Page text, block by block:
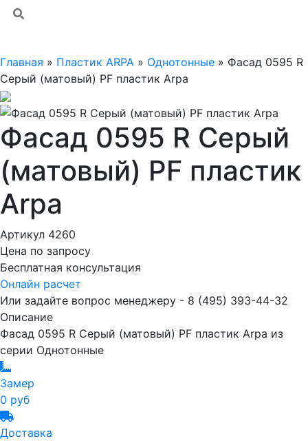
Главная » Пластик ARPA » Однотонные » Фасад 0595 R
Серый (матовый) PF пластик Arpa
Фасад 0595 R Серый
(матовый) PF пластик
Arpa
Артикул 4260
Цена по запросу
Бесплатная консультация
Онлайн расчет
Или задайте вопрос менеджеру - 8 (495) 393-44-32
Описание
Фасад 0595 R Серый (матовый) PF пластик Arpa из
серии Однотонные
Замер
0 руб
Доставка